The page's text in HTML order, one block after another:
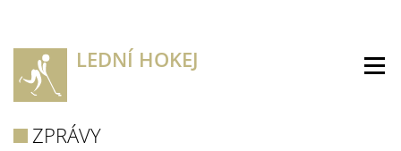
LEDNÍ HOKEJ
ZPRÁVY